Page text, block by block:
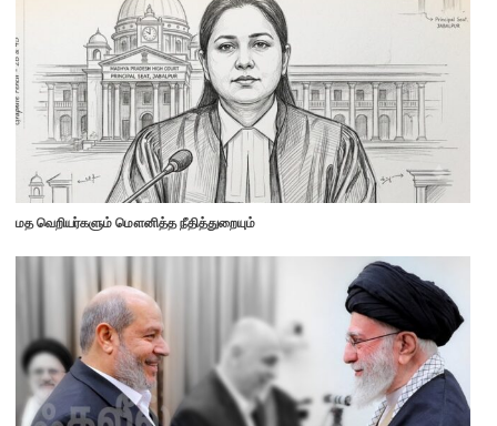
மத வெறியர்களும் மௌனித்த நீதித்துறையும்